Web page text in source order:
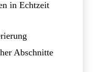
in Echtzeit
Abschnitte